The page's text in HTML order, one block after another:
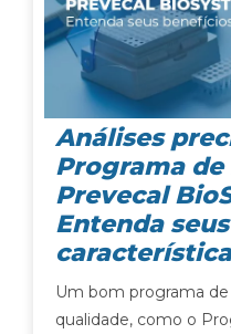
Análises
Programa
Prevecal
Entenda
Um bom programa
qualidade, como o